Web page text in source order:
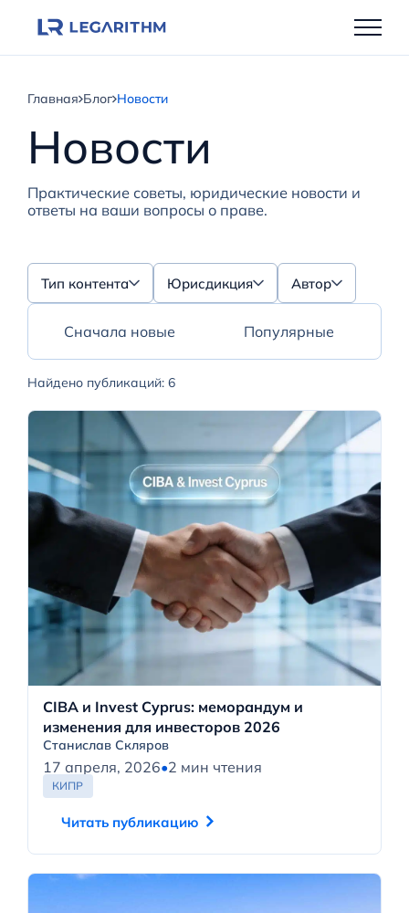
Главная Блог Новости
Новости
Практические советы, юридические новости и
ответы на ваши вопросы о праве.
Тип контента Юрисдикция Автор
Сначала новые Популярные
Найдено публикаций: 6
CIBA и Invest Cyprus: меморандум и
изменения для инвесторов 2026
Станислав Скляров
17 апреля, 2026•2 мин чтения
КИПР
Читать публикацию